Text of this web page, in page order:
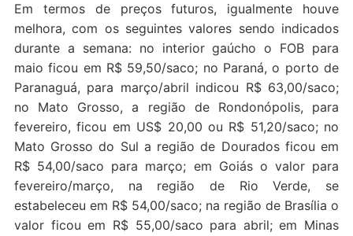
Em termos de preços futuros, igualmente houve
melhora, com os seguintes valores sendo indicados
durante a semana: no interior gaúcho o FOB para
maio ficou em R$ 59,50/saco; no Paraná, o porto de
Paranaguá, para março/abril indicou R$ 63,00/saco;
no Mato Grosso, a região de Rondonópolis, para
fevereiro, ficou em US$ 20,00 ou R$ 51,20/saco; no
Mato Grosso do Sul a região de Dourados ficou em
R$ 54,00/saco para março; em Goiás o valor para
fevereiro/março, na região de Rio Verde, se
estabeleceu em R$ 54,00/saco; na região de Brasília o
valor ficou em R$ 55,00/saco para abril; em Minas